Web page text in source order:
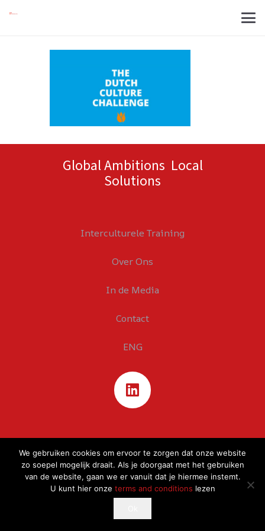
Global Ambitions Local
Solutions
Interculturele Training
Over Ons
In de Media
Contact
ENG
If you continue to use this site, you agree with it.
We gebruiken cookies om ervoor te zorgen dat onze website
zo soepel mogelijk draait. Als je doorgaat met het gebruiken
van de website, gaan we er vanuit dat je hiermee instemt.
U kunt hier onze terms and conditions lezen